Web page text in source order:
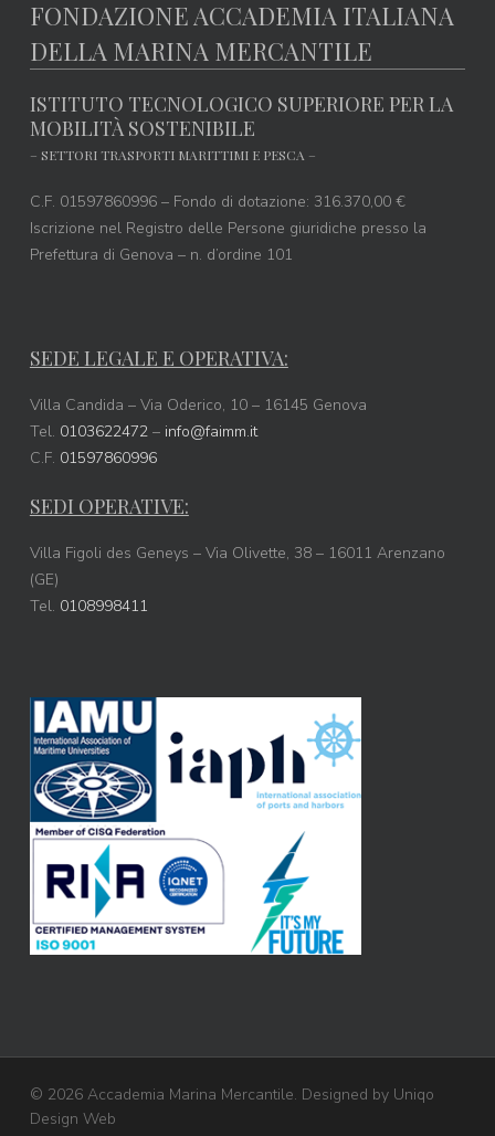
FONDAZIONE ACCADEMIA ITALIANA
DELLA MARINA MERCANTILE
ISTITUTO TECNOLOGICO SUPERIORE PER LA
MOBILITÀ SOSTENIBILE
– SETTORI TRASPORTI MARITTIMI E PESCA –
C.F. 01597860996 – Fondo di dotazione: 316.370,00 €
Iscrizione nel Registro delle Persone giuridiche presso la
Prefettura di Genova – n. d’ordine 101
SEDE LEGALE E OPERATIVA:
Villa Candida – Via Oderico, 10 – 16145 Genova
Tel. 0103622472– info@faimm.it
C.F. 01597860996
SEDI OPERATIVE:
Villa Figoli des Geneys – Via Olivette, 38 – 16011 Arenzano
(GE)
Tel. 0108998411
© 2026 Accademia Marina Mercantile. Designed by Uniqo
Design Web